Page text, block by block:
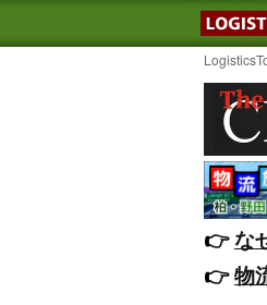
👉️な
👉️物